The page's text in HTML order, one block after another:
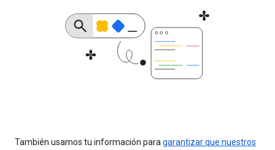
También usamos tu información para garantizar que nuestros